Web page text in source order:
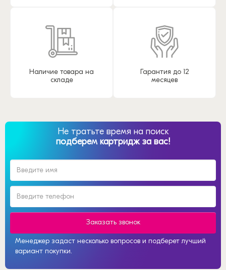
Наличие товара на
складе
Гарантия до 12
месяцев
Не тратьте время на поиск
подберем картридж за вас!
Заказать звонок
Менеджер задаст несколько вопросов и подберет лучший
вариант покупки.